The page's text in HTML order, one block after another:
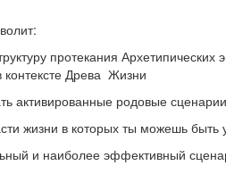
протекания Архетипических
контексте Древа Жизни
активированные родовые
жизни в которых ты можешь
и наиболее эффективный